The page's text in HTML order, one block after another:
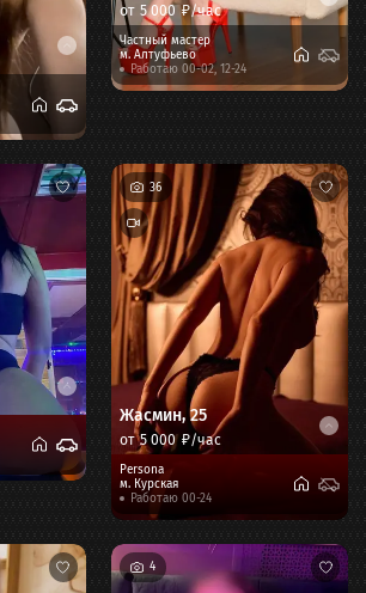
от 5 000₽/час
Частный мастер
м. Алтуфьево
Работаю 00-02, 12-24
Жасмин,25
от5 000 ₽/час
Persona
м. Курская
Работаю 00-24
36
4